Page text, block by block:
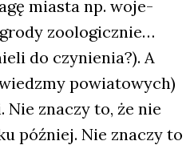
mia­sta np. woje­
zoo­lo­gicz­nie…
do czy­nie­nia?). A
powia­to­wych)
Nie zna­czy to, że nie
póź­niej. Nie zna­czy to